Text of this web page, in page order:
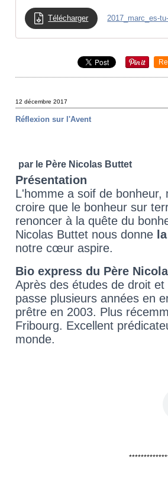
Télécharger 2017_marc_es-
12 décembre 2017
Réflexion sur l'Avent
par le Père Nicolas Buttet
Présentation
L'homme a soif de
croire que le bonheur sur
renoncer à la quête du
Nicolas Buttet nous donne
notre cœur aspire.
Bio express du Père
Après des études de droit
passe plusieurs années en
prêtre en 2003. Plus
Fribourg. Excellent
monde.